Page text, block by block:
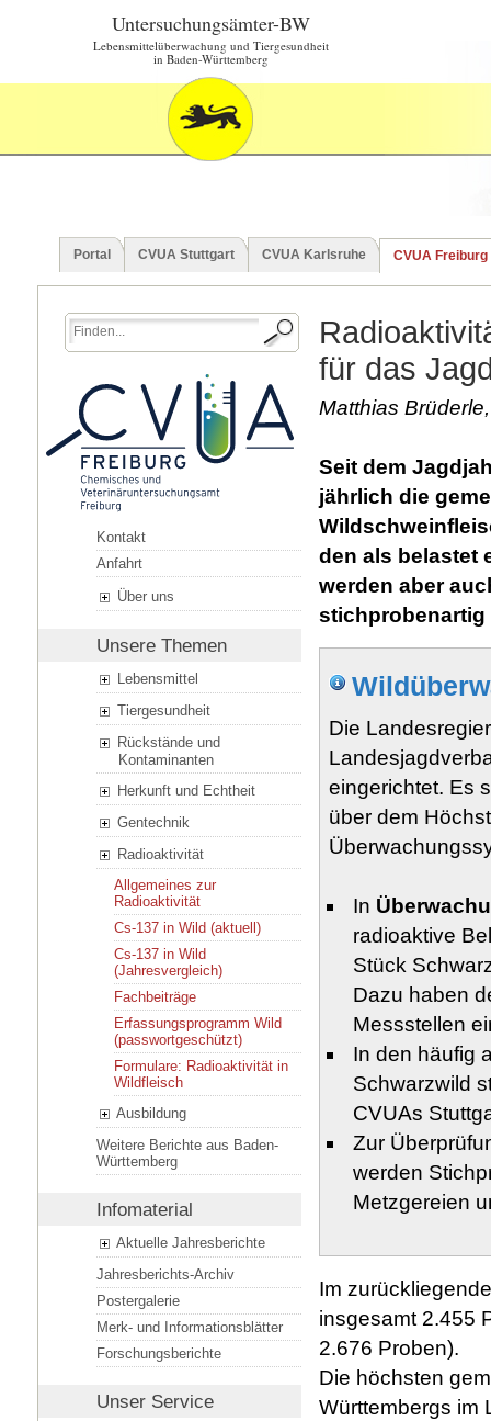
Untersuchungsämter-BW
Lebensmittelüberwachung und Tiergesundheit
in Baden-Württemberg
Portal CVUA Stuttgart CVUA Karlsruhe CVUA Freiburg
Kontakt
Anfahrt
Über uns
Unsere Themen
Lebensmittel
Tiergesundheit
Rückstände und
Kontaminanten
Herkunft und Echtheit
Gentechnik
Radioaktivität
Allgemeines zur
Radioaktivität
Cs-137 in Wild (aktuell)
Cs-137 in Wild
(Jahresvergleich)
Fachbeiträge
Erfassungsprogramm Wild
(passwortgeschützt)
Formulare: Radioaktivität in
Wildfleisch
Ausbildung
Weitere Berichte aus Baden-
Württemberg
Infomaterial
Aktuelle Jahresberichte
Jahresberichts-Archiv
Postergalerie
Merk- und Informationsblätter
Forschungsberichte
Unser Service
für das
Matthias
Seit dem
jährlich die
den als belastet
werden aber
stichprobenartig
Die
eingerichtet. Es
über dem
In
radioaktive
Stück
Dazu haben
Messstellen
In den häufig
Schwarzwild
CVUAs
Zur
werden
Metzgereien
Im
insgesamt 2.455
2.676 Proben).
Die höchsten
Württembergs im